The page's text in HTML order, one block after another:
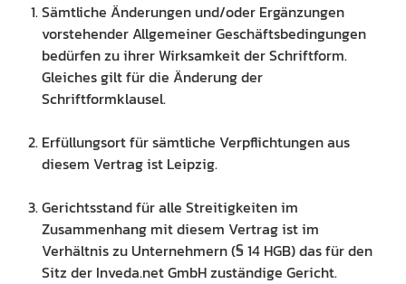
Sämtliche Änderungen und/oder Ergänzungen
vorstehender Allgemeiner Geschäftsbedingungen
bedürfen zu ihrer Wirksamkeit der Schriftform.
Gleiches gilt für die Änderung der
Schriftformklausel.
Erfüllungsort für sämtliche Verpflichtungen aus
diesem Vertrag ist Leipzig.
Gerichtsstand für alle Streitigkeiten im
Zusammenhang mit diesem Vertrag ist im
Verhältnis zu Unternehmern (§ 14 HGB) das für den
Sitz der Inveda.net GmbH zuständige Gericht.